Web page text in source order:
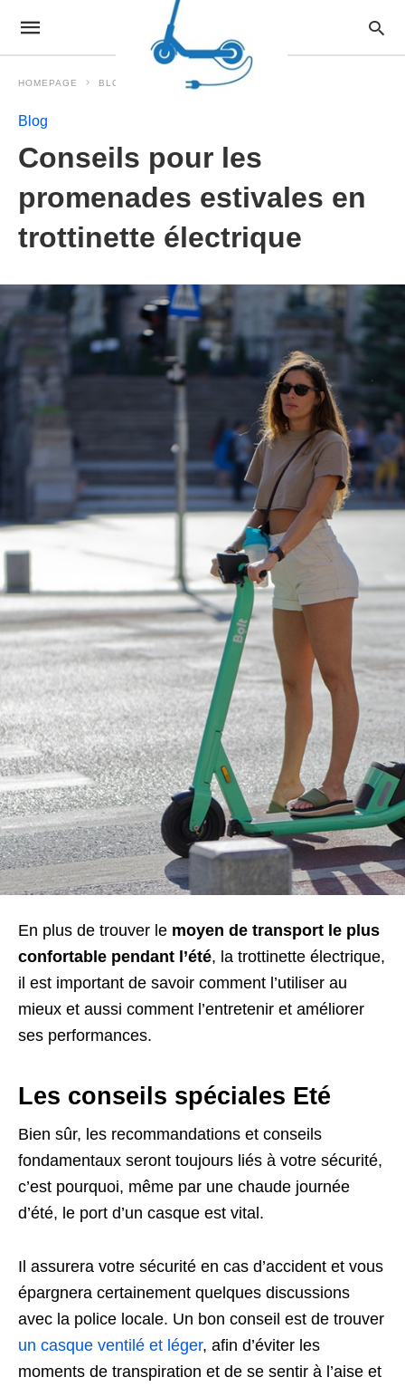
HOMEPAGE BLOG
Blog
Conseils pour les
promenades estivales en
trottinette électrique
En plus de trouver le moyen de transport le plus
confortable pendant l’été, la trottinette électrique,
il est important de savoir comment l’utiliser au
mieux et aussi comment l’entretenir et améliorer
ses performances.
Les conseils spéciales Eté
Bien sûr, les recommandations et conseils
fondamentaux seront toujours liés à votre sécurité,
c’est pourquoi, même par une chaude journée
d’été, le port d’un casque est vital.
Il assurera votre sécurité en cas d’accident et vous
épargnera certainement quelques discussions
avec la police locale. Un bon conseil est de trouver
un casque ventilé et léger, afin d’éviter les
moments de transpiration et de se sentir à l’aise et